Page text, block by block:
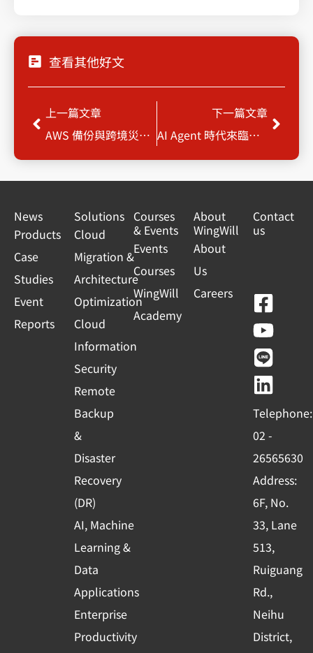
查看其他好文
Prev
上一篇文章
AWS 備份與跨境災難復原備份：從合規實踐到雲原生轉型的數位韌性藍圖
下一篇文章
AI Agent 時代來臨：EMILY 如何實現企業流程自動化與跨系統整合？
Next
News
Products
Case
Studies
Event
Reports
Solutions
Cloud
Migration &
Architecture
Optimization
Cloud
Information
Security
Remote
Backup
&
Disaster
Recovery
(DR)
AI, Machine
Learning &
Data
Applications
Enterprise
Productivity
Courses
& Events
Events
Courses
WingWill
Academy
About
WingWill
About
Us
Careers
Contact
us
F
a
c
e
b
o
o
k
-
s
q
u
a
r
e
Y
o
u
t
u
b
e
L
i
n
e
L
i
n
k
e
d
i
n
Telephone:
02 -
26565630
Address:
6F, No.
33, Lane
513,
Ruiguang
Rd.,
Neihu
District,